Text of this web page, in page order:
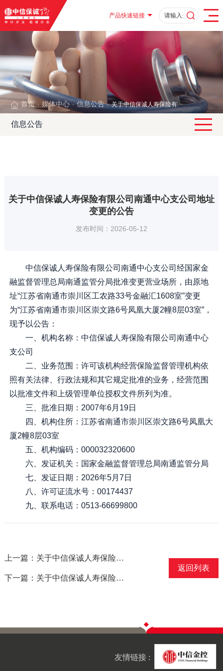
产品快速链接
首页 · 媒体中心 · 信息公告 · 关于中信保诚人寿保险有限公司南通中心
信息公告
关于中信保诚人寿保险有限公司南通中心支公司地址
变更的公告
发布时间：2026-05-12
中信保诚人寿保险有限公司南通中心支公司经国家金
融监督管理总局南通监管分局批准变更营业场所，由原地
址“江苏省南通市崇川区工农路33号金融汇1608室”变更
为“江苏省南通市崇川区崇文路6号凤凰大厦2幢8层03室”，
现予以公告：
一、机构名称：中信保诚人寿保险有限公司南通中心
支公司
二、业务范围：许可该机构经营保险监督管理机构依
照有关法律、行政法规和其它规定批准的业务，经营范围
以批准文件和上级管理单位授权文件所列为准。
三、批准日期：2007年6月19日
四、机构住所：江苏省南通市崇川区崇文路6号凤凰大
厦2幢8层03室
五、机构编码：000032320600
六、发证机关：国家金融监督管理总局南通监管分局
七、发证日期：2026年5月7日
八、许可证流水号：00174437
九、联系电话：0513-66699800
上一篇：关于中信保诚人寿保险有限公司商丘中心支公司撤销公告
下一篇：关于中信保诚人寿保险有限公司湖北省分公司光谷营销服务部换发保险许可证公告
返回列表
友情链接 :